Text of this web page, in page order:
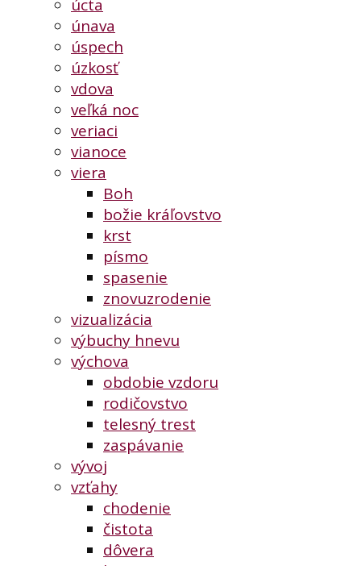
úcta
únava
úspech
úzkosť
vdova
veľká noc
veriaci
vianoce
viera
Boh
božie kráľovstvo
krst
písmo
spasenie
znovuzrodenie
vizualizácia
výbuchy hnevu
výchova
obdobie vzdoru
rodičovstvo
telesný trest
zaspávanie
vývoj
vzťahy
chodenie
čistota
dôvera